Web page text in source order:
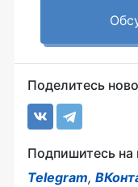
Поделитесь
Подпишитесь на
Telegram,